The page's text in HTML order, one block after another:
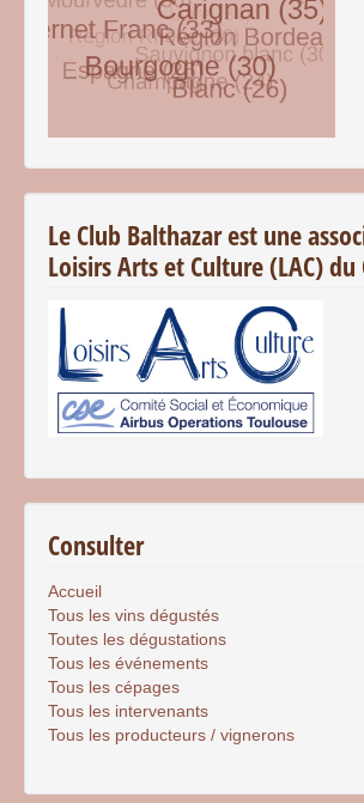
Le Club Balthazar est une
Loisirs Arts et Culture (LAC) du
Consulter
Accueil
Tous les vins dégustés
Toutes les dégustations
Tous les événements
Tous les cépages
Tous les intervenants
Tous les producteurs / vignerons